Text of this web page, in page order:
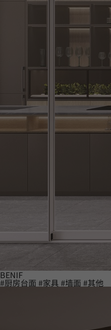
BENIF
#厨房台面 #家具 #墙面 #其他